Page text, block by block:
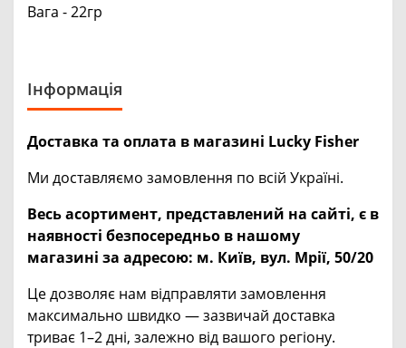
Вага - 22гр
Інформація
Доставка та оплата в магазині Lucky Fisher
Ми доставляємо замовлення по всій Україні.
Весь асортимент, представлений на сайті, є в
наявності безпосередньо в нашому
магазині за адресою: м. Київ, вул. Мрії, 50/20
Це дозволяє нам відправляти замовлення
максимально швидко — зазвичай доставка
триває 1–2 дні, залежно від вашого регіону.